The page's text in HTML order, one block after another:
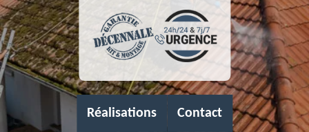
Réalisations Contact